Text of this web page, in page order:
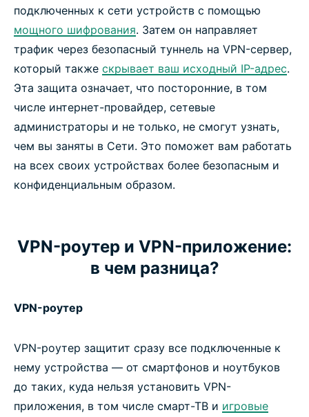
подключенных к сети устройств с помощью
мощного шифрования. Затем он направляет
трафик через безопасный туннель на VPN-сервер,
который также скрывает ваш исходный IP-адрес.
Эта защита означает, что посторонние, в том
числе интернет-провайдер, сетевые
администраторы и не только, не смогут узнать,
чем вы заняты в Сети. Это поможет вам работать
на всех своих устройствах более безопасным и
конфиденциальным образом.
VPN-роутер и VPN-приложение:
в чем разница?
VPN-роутер
VPN-роутер защитит сразу все подключенные к
нему устройства — от смартфонов и ноутбуков
до таких, куда нельзя установить VPN-
приложения, в том числе смарт-ТВ и игровые